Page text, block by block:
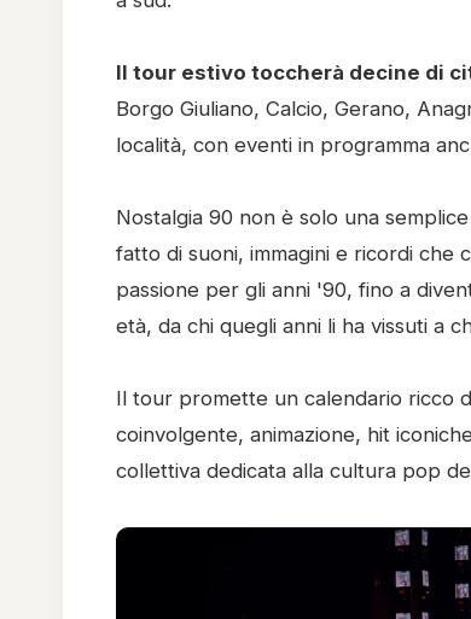
Il tour estivo toccherà decine di
Borgo Giuliano, Calcio, Gerano,
località, con eventi in programma
Nostalgia 90 non è solo una
fatto di suoni, immagini e ricordi
passione per gli anni '90, fino a
età, da chi quegli anni li ha vissuti a
Il tour promette un calendario ricco
coinvolgente, animazione, hit
collettiva dedicata alla cultura pop